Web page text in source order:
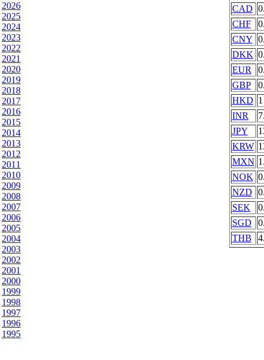
2026
2025
2024
2023
2022
2021
2020
2019
2018
2017
2016
2015
2014
2013
2012
2011
2010
2009
2008
2007
2006
2005
2004
2003
2002
2001
2000
1999
1998
1997
1996
1995
CAD
CHF
CNY
DKK
EUR
GBP
HKD 1
INR
JPY
KRW
MXN
NOK
NZD
SEK
SGD
THB